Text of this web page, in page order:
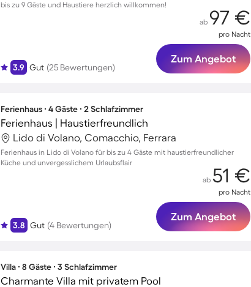
bis zu 9 Gäste und Haustiere herzlich willkommen!
3.9 Gut (25 Bewertungen)
ab 97 €
pro Nacht
Zum Angebot
Ferienhaus ∙ 4 Gäste ∙ 2 Schlafzimmer
Ferienhaus | Haustierfreundlich
Lido di Volano, Comacchio, Ferrara
Ferienhaus in Lido di Volano für bis zu 4 Gäste mit haustierfreundlicher
Küche und unvergesslichem Urlaubsflair
3.8 Gut (4 Bewertungen)
ab 51 €
pro Nacht
Zum Angebot
Villa ∙ 8 Gäste ∙ 3 Schlafzimmer
Charmante Villa mit privatem Pool